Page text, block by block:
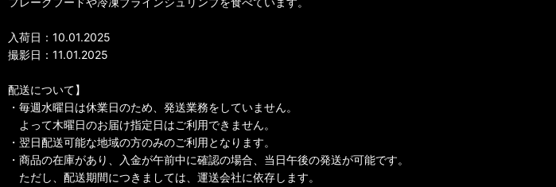
入荷日：10.01.2025
撮影日：11.01.2025
配送について】
・毎週水曜日は休業日のため、発送業務をしていません。
よって木曜日のお届け指定日はご利用できません。
・翌日配送可能な地域の方のみのご利用となります。
・商品の在庫があり、入金が午前中に確認の場合、当日午後の発送が可能です。
ただし、配送期間につきましては、運送会社に依存します。